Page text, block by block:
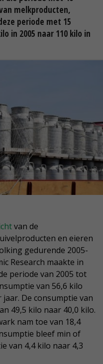
melkproducten,
periode met 15
in 2005 naar 110 kilo in
van de
en eieren
gedurende 2005-
Research maakte in
periode van 2005 tot
van 56,6 kilo
De consumptie van
49,5 kilo naar 40,0 kilo.
nam toe van 18,4
bleef min of
van 4,4 kilo naar 4,3